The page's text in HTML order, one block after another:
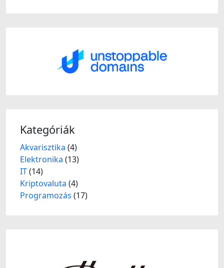
Kategóriák
Akvarisztika (4)
Elektronika (13)
IT(14)
Kriptovaluta (4)
Programozás (17)